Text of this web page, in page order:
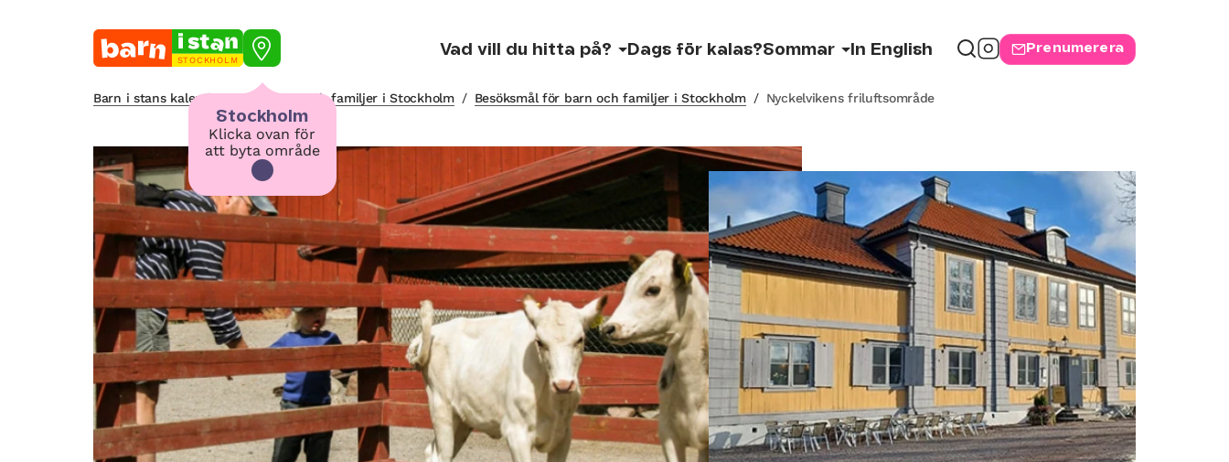
STOCKHOLM
Stockholm
Klicka ovan för
att byta område
Vad vill du hitta på? Dags för kalas?Sommar In English Prenumerera
Barn i stans kalendarium för barn och familjer i Stockholm / Besöksmål för barn och familjer i Stockholm / Nyckelvikens friluftsområde